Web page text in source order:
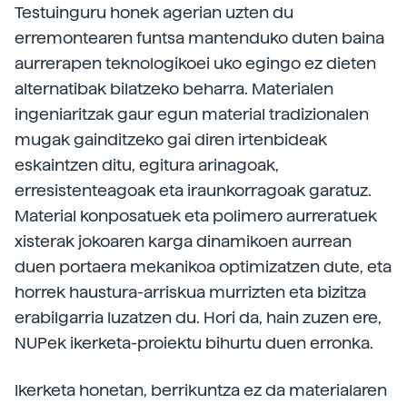
Testuinguru honek agerian uzten du
erremontearen funtsa mantenduko duten baina
aurrerapen teknologikoei uko egingo ez dieten
alternatibak bilatzeko beharra. Materialen
ingeniaritzak gaur egun material tradizionalen
mugak gainditzeko gai diren irtenbideak
eskaintzen ditu, egitura arinagoak,
erresistenteagoak eta iraunkorragoak garatuz.
Material konposatuek eta polimero aurreratuek
xisterak jokoaren karga dinamikoen aurrean
duen portaera mekanikoa optimizatzen dute, eta
horrek haustura-arriskua murrizten eta bizitza
erabilgarria luzatzen du. Hori da, hain zuzen ere,
NUPek ikerketa-proiektu bihurtu duen erronka.
Ikerketa honetan, berrikuntza ez da materialaren